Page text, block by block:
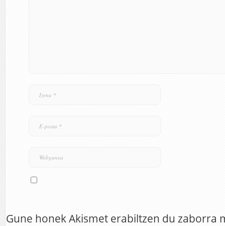
Gune honek Akismet erabiltzen du zaborra